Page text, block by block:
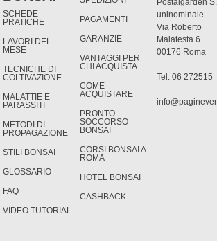
SCHEDE
PRATICHE
LAVORI DEL
MESE
TECNICHE DI
COLTIVAZIONE
MALATTIE E
PARASSITI
METODI DI
PROPAGAZIONE
STILI BONSAI
GLOSSARIO
FAQ
VIDEO TUTORIAL
PAGAMENTI
GARANZIE
VANTAGGI PER
CHI ACQUISTA
COME
ACQUISTARE
PRONTO
SOCCORSO
BONSAI
CORSI BONSAI A
ROMA
HOTEL BONSAI
CASHBACK
Postalgarden
uninominale
Via Roberto
Malatesta 6
00176 Roma
Tel. 06 272515